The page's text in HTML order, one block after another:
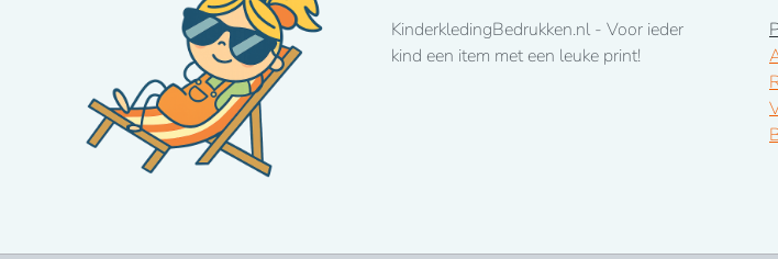
KinderkledingBedrukken.nl - Voor ieder
kind een item met een leuke print!